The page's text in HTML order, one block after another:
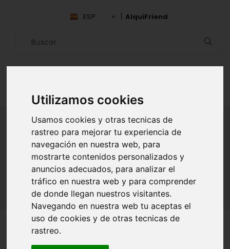
Utilizamos cookies
Usamos cookies y otras tecnicas de
rastreo para mejorar tu experiencia de
navegación en nuestra web, para
mostrarte contenidos personalizados y
anuncios adecuados, para analizar el
tráfico en nuestra web y para comprender
de donde llegan nuestros visitantes.
Navegando en nuestra web tu aceptas el
uso de cookies y de otras tecnicas de
rastreo.
ESP AlquiFriend
ALQUILAR AMIGO
Inicio Amigos Murcia Eddie Bedoya